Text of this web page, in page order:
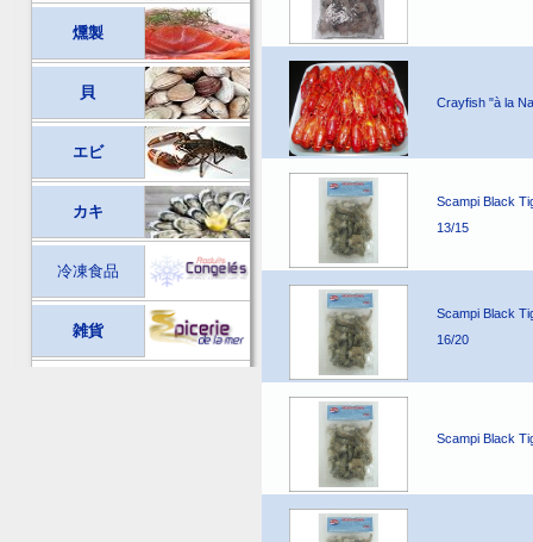
Crayfish "à la
Scampi Black
13/15
Scampi Black
16/20
Scampi Black
燻製
貝
エビ
カキ
冷凍食品
雑貨